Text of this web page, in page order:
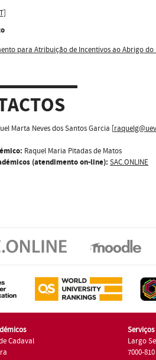
para Atribuição de Incentivos ao Abrigo
Marta Neves dos Santos Garcia [
Raquel Maria Pitadas de Matos
(atendimento on-line): SAC.ONLINE
Cadaval
Largo
7000-